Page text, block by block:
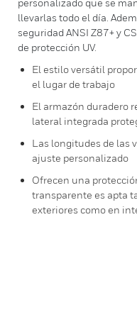
personalizado que se
llevarlas todo el día.
seguridad ANSI Z87+ y
de protección UV.
El estilo versátil
el lugar de trabajo
El armazón duradero
lateral integrada
Las longitudes de las
ajuste personalizado
Ofrecen una
transparente es apta
exteriores como en